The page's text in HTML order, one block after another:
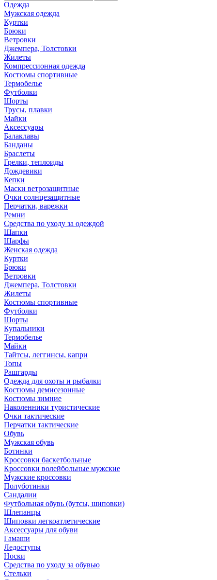
Одежда
Мужская одежда
Куртки
Брюки
Ветровки
Джемпера, Толстовки
Жилеты
Компрессионная одежда
Костюмы спортивные
Термобелье
Футболки
Шорты
Трусы, плавки
Майки
Аксессуары
Балаклавы
Банданы
Браслеты
Грелки, теплоиды
Дождевики
Кепки
Маски ветрозащитные
Очки солнцезащитные
Перчатки, варежки
Ремни
Средства по уходу за одеждой
Шапки
Шарфы
Женская одежда
Куртки
Брюки
Ветровки
Джемпера, Толстовки
Жилеты
Костюмы спортивные
Футболки
Шорты
Купальники
Термобелье
Майки
Тайтсы, леггинсы, капри
Топы
Рашгарды
Одежда для охоты и рыбалки
Костюмы демисезонные
Костюмы зимние
Наколенники туристические
Очки тактические
Перчатки тактические
Обувь
Мужская обувь
Ботинки
Кроссовки баскетбольные
Кроссовки волейбольные мужские
Мужские кроссовки
Полуботинки
Сандалии
Футбольная обувь (бутсы, шиповки)
Шлепанцы
Шиповки легкоатлетические
Аксессуары для обуви
Гамаши
Ледоступы
Носки
Средства по уходу за обувью
Стельки